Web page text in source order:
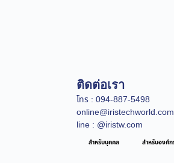
ติดต่อเรา
โทร : 094-887-5498
online@iristechworld.com
line : @iristw.com
สำหรับบุคคล สำหรับองค์ก